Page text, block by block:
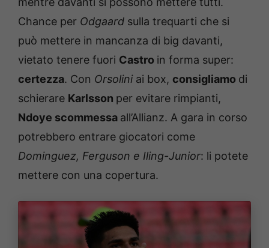
Chance per Odgaard sulla trequarti che si
può mettere in mancanza di big davanti,
vietato tenere fuori Castro in forma super:
certezza. Con Orsolini ai box, consigliamo di
schierare Karlsson per evitare rimpianti,
Ndoye scommessa all’Allianz. A gara in corso
potrebbero entrare giocatori come
Dominguez, Ferguson e Iling-Junior: li potete
mettere con una copertura.